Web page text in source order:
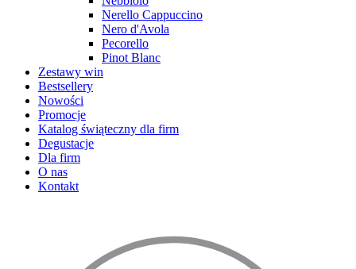
Nerello Cappuccino
Nero d'Avola
Pecorello
Pinot Blanc
Zestawy win
Bestsellery
Nowości
Promocje
Katalog świąteczny dla firm
Degustacje
Dla firm
O nas
Kontakt